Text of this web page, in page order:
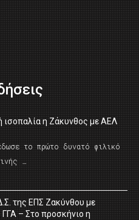
ισοπαλία η Ζάκυνθος με ΑΕΛ
το πρώτο δυνατό φιλικό
…
της ΕΠΣ Ζακύνθου με
– Στο προσκήνιο η